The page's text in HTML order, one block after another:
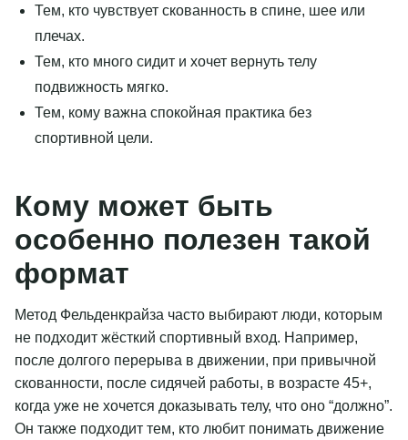
Тем, кто чувствует скованность в спине, шее или
плечах.
Тем, кто много сидит и хочет вернуть телу
подвижность мягко.
Тем, кому важна спокойная практика без
спортивной цели.
Кому может быть
особенно полезен такой
формат
Метод Фельденкрайза часто выбирают люди, которым
не подходит жёсткий спортивный вход. Например,
после долгого перерыва в движении, при привычной
скованности, после сидячей работы, в возрасте 45+,
когда уже не хочется доказывать телу, что оно “должно”.
Он также подходит тем, кто любит понимать движение